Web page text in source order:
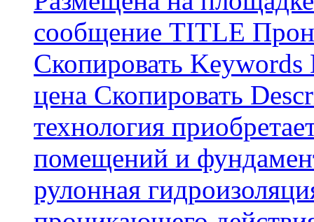
сообщение TITLE
Скопировать
цена Скопировать
технология
помещений и
рулонная